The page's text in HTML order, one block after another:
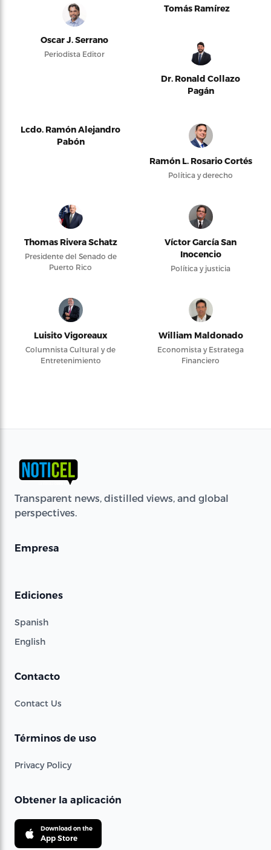
Oscar J. Serrano
Periodista Editor
Tomás Ramírez
Dr. Ronald Collazo
Pagán
Lcdo. Ramón Alejandro
Pabón
Ramón L. Rosario Cortés
Política y derecho
Thomas Rivera Schatz
Presidente del Senado de
Puerto Rico
Víctor García San
Inocencio
Política y justicia
Luisito Vigoreaux
Columnista Cultural y de
Entretenimiento
William Maldonado
Economista y Estratega
Financiero
Transparent news, distilled views, and global
perspectives.
Empresa
Ediciones
Spanish
English
Contacto
Contact Us
Términos de uso
Privacy Policy
Obtener la aplicación
Download on the
App Store